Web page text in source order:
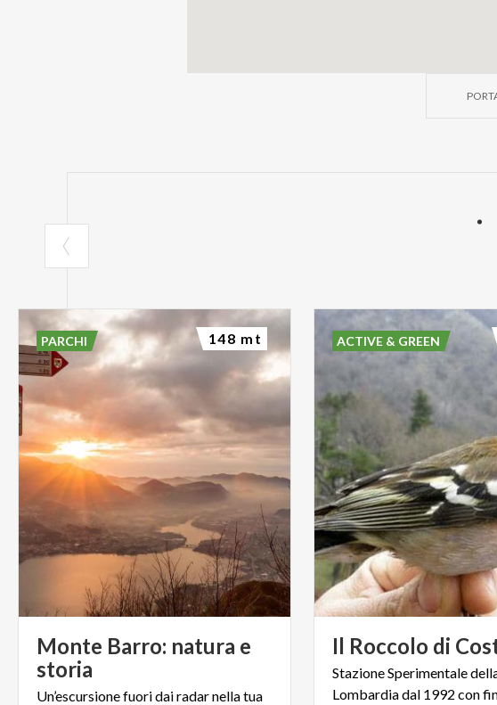
Monte Barro: natura e
storia
Un’escursionefuoridairadarnellatua
PARCHI 148 mt
Il Roccolo di
Stazione Sperimentale
Lombardia dal 1992 con
ACTIVE & GREEN